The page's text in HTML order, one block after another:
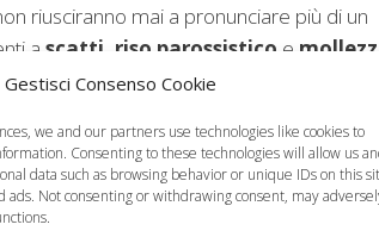
Gestisci Consenso Cookie
we and our partners use technologies like cookies to
Consenting to these technologies will allow us
data such as browsing behavior or unique IDs on this
ads. Not consenting or withdrawing consent, may
riusciranno mai a pronunciare più di un
a scatti, riso parossistico e
appare sempre contento.